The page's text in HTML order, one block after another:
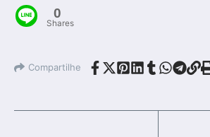
0
Shares
Compartilhe